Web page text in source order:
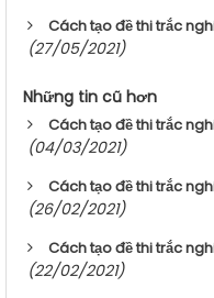
Cách tạo đề thi trắc
(27/05/2021)
Những tin cũ hơn
Cách tạo đề thi trắc
(04/03/2021)
Cách tạo đề thi trắc
(26/02/2021)
Cách tạo đề thi trắc
(22/02/2021)